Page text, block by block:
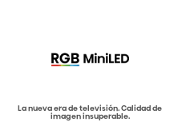
La nueva era de televisión. Calidad de
imagen insuperable.